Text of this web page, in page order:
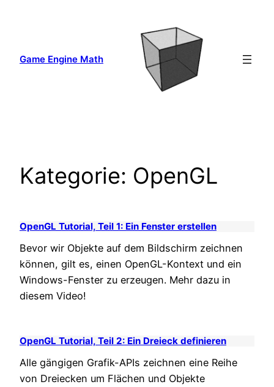
Game Engine Math
Kategorie: OpenGL
OpenGL Tutorial, Teil 1: Ein Fenster erstellen
Bevor wir Objekte auf dem Bildschirm zeichnen
können, gilt es, einen OpenGL-Kontext und ein
Windows-Fenster zu erzeugen. Mehr dazu in
diesem Video!
OpenGL Tutorial, Teil 2: Ein Dreieck definieren
Alle gängigen Grafik-APIs zeichnen eine Reihe
von Dreiecken um Flächen und Objekte